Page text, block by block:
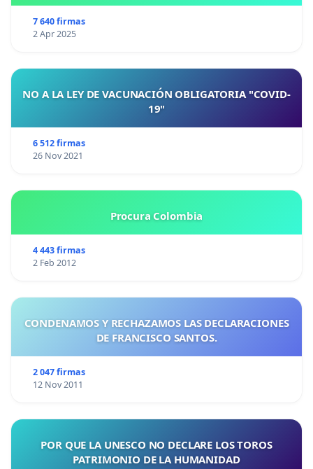
7 640 firmas
2 Apr 2025
NO A LA LEY DE VACUNACIÓN OBLIGATORIA "COVID-
19"
6 512 firmas
26 Nov 2021
Procura Colombia
4 443 firmas
2 Feb 2012
CONDENAMOS Y RECHAZAMOS LAS DECLARACIONES
DE FRANCISCO SANTOS.
2 047 firmas
12 Nov 2011
POR QUE LA UNESCO NO DECLARE LOS TOROS
PATRIMONIO DE LA HUMANIDAD